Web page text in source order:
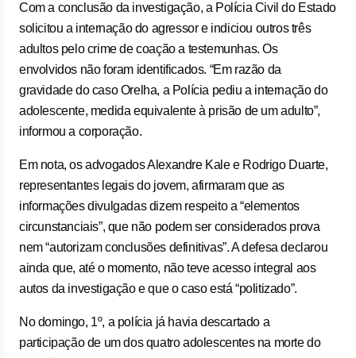
Com a conclusão da investigação, a Polícia Civil do Estado
solicitou a internação do agressor e indiciou outros três
adultos pelo crime de coação a testemunhas. Os
envolvidos não foram identificados. “Em razão da
gravidade do caso Orelha, a Polícia pediu a internação do
adolescente, medida equivalente à prisão de um adulto”,
informou a corporação.
Em nota, os advogados Alexandre Kale e Rodrigo Duarte,
representantes legais do jovem, afirmaram que as
informações divulgadas dizem respeito a “elementos
circunstanciais”, que não podem ser considerados prova
nem “autorizam conclusões definitivas”. A defesa declarou
ainda que, até o momento, não teve acesso integral aos
autos da investigação e que o caso está “politizado”.
No domingo, 1º, a polícia já havia descartado a
participação de um dos quatro adolescentes na morte do